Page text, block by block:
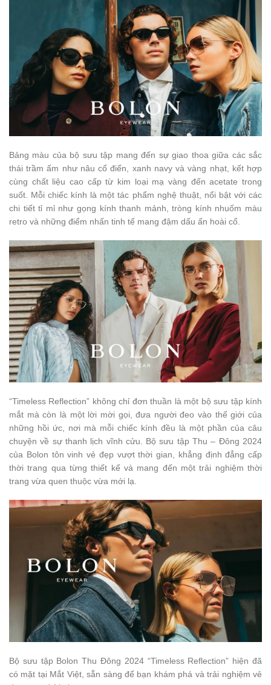
Bảng màu của bộ sưu tập mang đến sự giao thoa giữa các sắc
thái trầm ấm như nâu cổ điển, xanh navy và vàng nhạt, kết hợp
cùng chất liệu cao cấp từ kim loại mạ vàng đến acetate trong
suốt. Mỗi chiếc kính là một tác phẩm nghệ thuật, nổi bật với các
chi tiết tỉ mỉ như gọng kính thanh mảnh, tròng kính nhuốm màu
retro và những điểm nhấn tinh tế mang đậm dấu ấn hoài cổ.
“Timeless Reflection” không chỉ đơn thuần là một bộ sưu tập kính
mắt mà còn là một lời mời gọi, đưa người đeo vào thế giới của
những hồi ức, nơi mà mỗi chiếc kính đều là một phần của câu
chuyện về sự thanh lịch vĩnh cửu. Bộ sưu tập Thu – Đông 2024
của Bolon tôn vinh vẻ đẹp vượt thời gian, khẳng định đẳng cấp
thời trang qua từng thiết kế và mang đến một trải nghiệm thời
trang vừa quen thuộc vừa mới lạ.
Bộ sưu tập Bolon Thu Đông 2024 “Timeless Reflection” hiện đã
có mặt tại Mắt Việt, sẵn sàng để bạn khám phá và trải nghiệm vẻ